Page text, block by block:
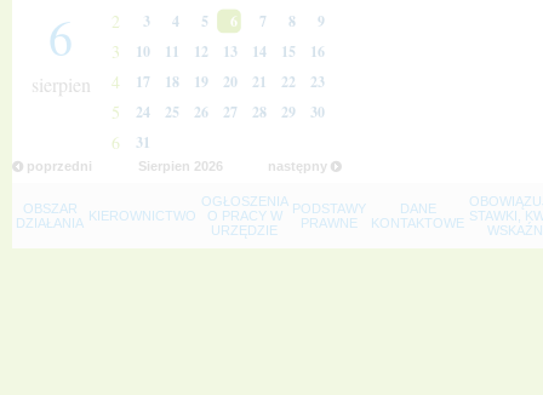
6
sierpien
2 3 4 5 6 7 8 9
3 10 11 12 13 14 15 16
4 17 18 19 20 21 22 23
5 24 25 26 27 28 29 30
6 31
poprzedni następny
Sierpien 2026
OBSZAR
DZIAŁANIA KIEROWNICTWO
OGŁOSZENIA
O PRACY W
URZĘDZIE
PODSTAWY
PRAWNE
DANE
KONTAKTOWE STAWKI,